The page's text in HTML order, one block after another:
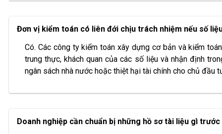
Đơn vị kiểm toán có liên đới chịu trách nhiệm nếu số
Có. Các công ty kiểm toán xây dựng cơ bản và kiểm
trung thực, khách quan của các số liệu và nhận định
ngân sách nhà nước hoặc thiệt hại tài chính cho chủ đầu
Doanh nghiệp cần chuẩn bị những hồ sơ tài liệu gì